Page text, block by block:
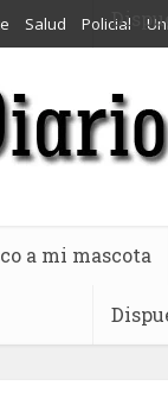
Salud Policial
a mi mascota